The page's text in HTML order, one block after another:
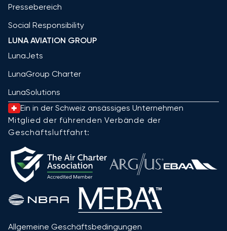
Pressebereich
Social Responsibility
LUNA AVIATION GROUP
LunaJets
LunaGroup Charter
LunaSolutions
Ein in der Schweiz ansässiges Unternehmen
Mitglied der führenden Verbände der
Geschäftsluftfahrt:
Allgemeine Geschäftsbedingungen